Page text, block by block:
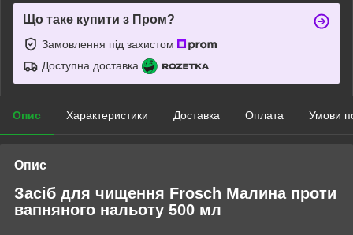
Що таке купити з Пром?
Замовлення під захистом
Доступна доставка
Опис Характеристики Доставка Оплата Умови
Опис
Засіб для чищення Frosch Малина проти
вапняного нальоту 500 мл